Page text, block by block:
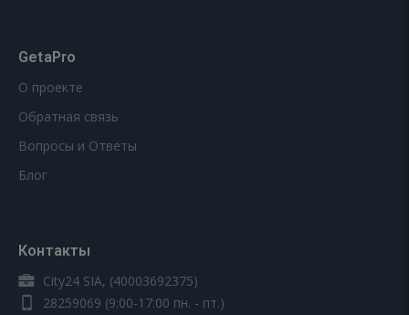
GetaPro
О проекте
Обратная связь
Вопросы и Ответы
Блог
Контакты
City24 SIA, (40003692375)
28259069 (9:00-17:00 пн. - пт.)